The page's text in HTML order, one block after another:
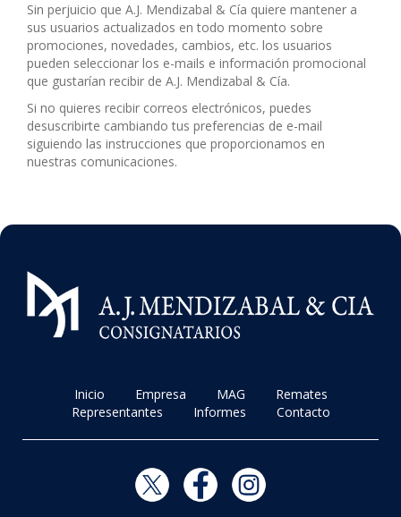
Sin perjuicio que A.J. Mendizabal & Cía quiere mantener a
sus usuarios actualizados en todo momento sobre
promociones, novedades, cambios, etc. los usuarios
pueden seleccionar los e-mails e información promocional
que gustarían recibir de A.J. Mendizabal & Cía.
Si no quieres recibir correos electrónicos, puedes
desuscribirte cambiando tus preferencias de e-mail
siguiendo las instrucciones que proporcionamos en
nuestras comunicaciones.
Inicio Empresa MAG
Remates
Representantes
Informes Contacto